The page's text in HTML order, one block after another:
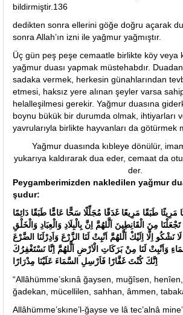
bildirmiştir.136
dedikten sonra ellerini göğe doğru açarak
sonra Allah’ın izni ile yağmur yağmıştır.
Üç gün peş peşe cemaatle birlikte köy veya
yağmur duası yapmak müstehabdır.
sadaka vermek, herkesin günahlarından
etmesi, haksız yere alınan şeyler varsa
helalleşilmesi gerekir. Yağmur duasına
boynu bükük bir durumda olmak, ihtiyarları
yavrularıyla birlikte hayvanları da götürmek
Yağmur duasında kıbleye dönülür,
yukarıya kaldırarak dua eder, cemaat da
der.
Peygamberimizden nakledilen yağmur
şudur:
مَرِيئًا طَبَقًا مَرِيعًا غَدَقًا مُجَلِّلًا سَحًّا عَامًّا طَبَقًا دَائِمًا
مِنَ الْقَانِطِينَ اَلَّلهُمَّ اِنَّ بِالْبِلَادِ وَالْعِبَادِ وَالْخَلْقِ
نَشْكُو اِلَّا اِلَيْكْ اَلَّلهُمَّ اَنْبِتْ لَنَا الزَّرْعَ وَاَدِرْلَنَا الضَّرْعَ
وَاَنْبِتْ لَنَا مِنْ بَرَكَاتِ الْاَرْضِ اَلَّلهُمَّ اِنَّا نَسْتَغْفِرُكَ
اِنَّكَ كُنْتَ غَفَّارًا فَاَرْسِلِ السَّمَاءَ عَلَيْنَا مِدْرَارًا
“Allâhümme’skınâ ğaysen, muğîsen,
ğadekan, mücellilen, sahhan, âmmen,
Allâhümme’skıne’l-ğayse ve lâ tec’alnâ